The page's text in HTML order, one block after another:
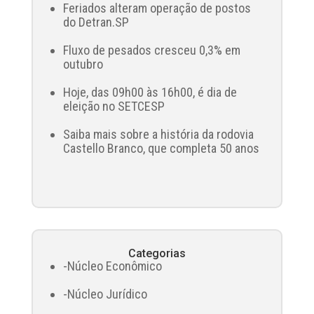
Feriados alteram operação de postos
do Detran.SP
Fluxo de pesados cresceu 0,3% em
outubro
Hoje, das 09h00 às 16h00, é dia de
eleição no SETCESP
Saiba mais sobre a história da rodovia
Castello Branco, que completa 50 anos
Categorias
-Núcleo Econômico
-Núcleo Jurídico